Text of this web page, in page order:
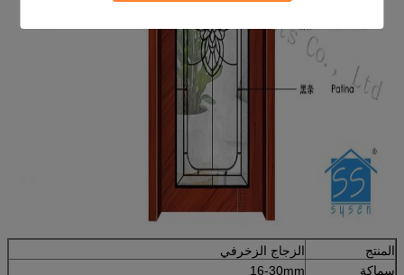
المنتج
الزجاج الزخرفي
سماكة
16-30mm